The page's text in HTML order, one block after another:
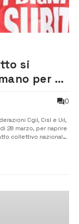
si
per 8
0
Cgil, Cisl e Uil,
28 marzo, per riaprire
collettivo nazionale